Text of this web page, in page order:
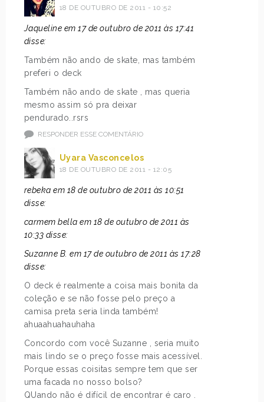
18 DE OUTUBRO DE 2011 - 10:52
Jaqueline em 17 de outubro de 2011 às 17:41
disse:
Também não ando de skate, mas também
preferi o deck
Também não ando de skate , mas queria
mesmo assim só pra deixar
pendurado..rsrs
RESPONDER ESSE COMENTÁRIO
Uyara Vasconcelos
18 DE OUTUBRO DE 2011 - 12:05
rebeka em 18 de outubro de 2011 às 10:51
disse:
carmem bella em 18 de outubro de 2011 às
10:33 disse:
Suzanne B. em 17 de outubro de 2011 às 17:28
disse:
O deck é realmente a coisa mais bonita da
coleção e se não fosse pelo preço a
camisa preta seria linda também!
ahuaahuahauhaha
Concordo com você Suzanne , seria muito
mais lindo se o preço fosse mais acessível.
Porque essas coisitas sempre tem que ser
uma facada no nosso bolso?
QUando não é difícil de encontrar é caro .